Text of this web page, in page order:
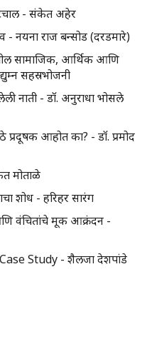
- संकेत अहेर
- नयना राज बन्सोड (दरडमारे)
सामाजिक, आर्थिक आणि
सहस्रभोजनी
नाती - डॉ. अनुराधा भोसले
आहोत का? - डॉ. प्रमोद
मोताळे
शोध - हरिहर सारंग
वंचितांचे मूक आक्रंदन -
Study - शैलजा देशपांडे